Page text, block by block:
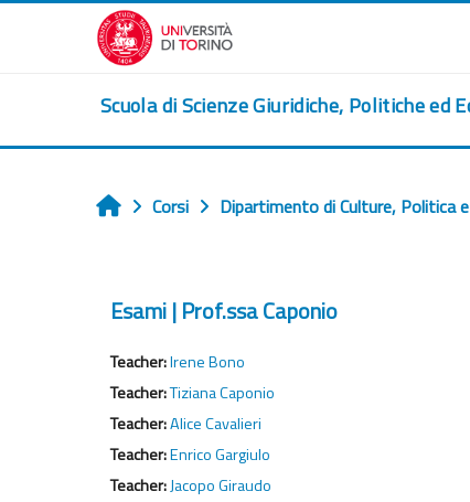
Vai al contenuto principale
Scuola di Scienze Giuridiche, Politiche ed
Home
Corsi Dipartimento di Culture, Politica
Esami | Prof.ssa Caponio
Teacher:Irene Bono
Teacher:Tiziana Caponio
Teacher:Alice Cavalieri
Teacher:Enrico Gargiulo
Teacher:Jacopo Giraudo